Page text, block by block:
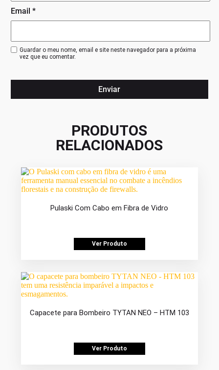
Email*
Guardar o meu nome, email e site neste navegador para a próxima
vez que eu comentar.
PRODUTOS
RELACIONADOS
Pulaski Com Cabo em Fibra de Vidro
Ver Produto
Capacete para Bombeiro TYTAN NEO – HTM 103
Ver Produto